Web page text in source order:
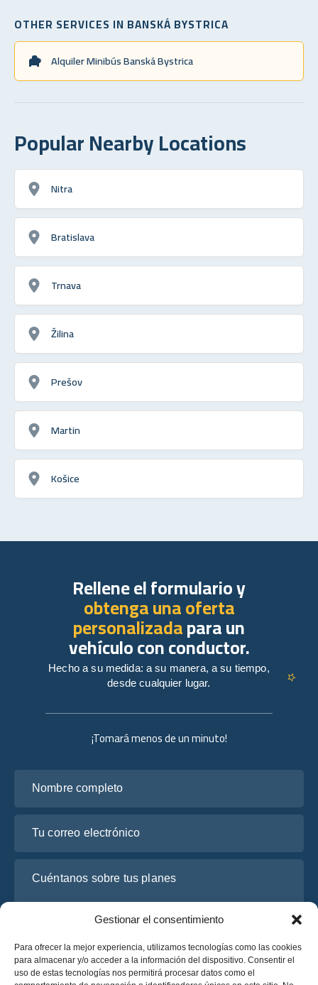
Gestionar el consentimiento
Para ofrecer la mejor experiencia, utilizamos tecnologías como las cookies
para almacenar y/o acceder a la información del dispositivo. Consentir el
uso de estas tecnologías nos permitirá procesar datos como el
OTHER SERVICES IN BANSKÁ BYSTRICA
Alquiler Minibús Banská Bystrica
Popular Nearby Locations
Nitra
Bratislava
Trnava
Žilina
Prešov
Martin
Košice
¡Tomará menos de un minuto!
Rellene el formulario y
obtenga una oferta
personalizadapara un
vehículo con conductor.
Hecho a su medida: a su manera, a su tiempo,
desde cualquier lugar.